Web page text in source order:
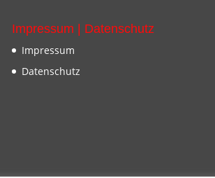
Impressum | Datenschutz
Impressum
Datenschutz